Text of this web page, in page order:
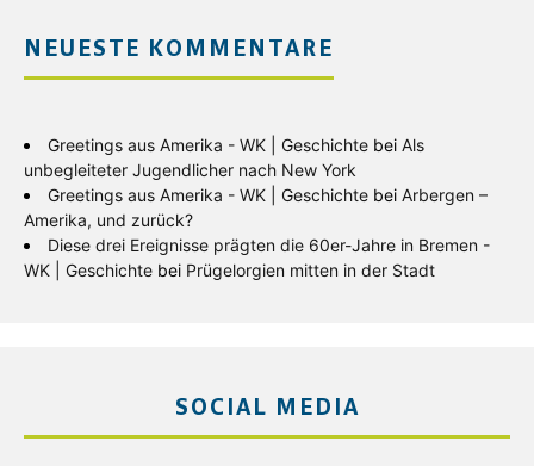
NEUESTE KOMMENTARE
Greetings aus Amerika - WK | Geschichte bei Als
unbegleiteter Jugendlicher nach New York
Greetings aus Amerika - WK | Geschichte bei Arbergen –
Amerika, und zurück?
Diese drei Ereignisse prägten die 60er-Jahre in Bremen -
WK | Geschichte bei Prügelorgien mitten in der Stadt
SOCIAL MEDIA